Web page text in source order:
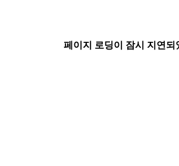
페이지 로딩이 잠시 지연